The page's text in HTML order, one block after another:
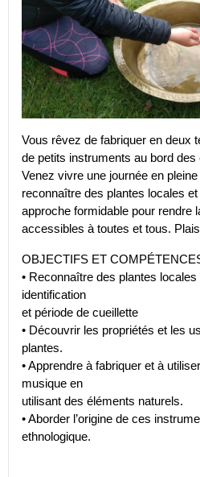
Vous rêvez de fabriquer en deux
de petits instruments au bord des
Venez vivre une journée en
reconnaître des plantes locales
approche formidable pour rendre
accessibles à toutes et tous.
OBJECTIFS ET
• Reconnaître des plantes
identification
et période de cueillette
• Découvrir les propriétés et les
plantes.
• Apprendre à fabriquer et à
musique en
utilisant des éléments naturels.
• Aborder l’origine de ces
ethnologique.